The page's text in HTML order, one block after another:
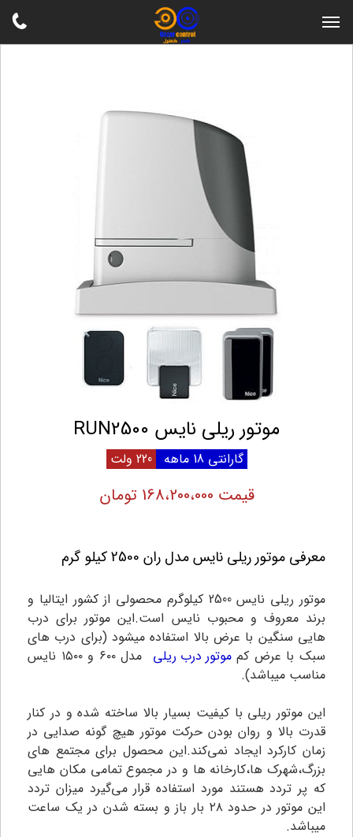
موتور ریلی نایس RUN2500
گارانتی 18 ماهه 220 ولت
قیمت 168،200،000 تومان
معرفی موتور ریلی نایس مدل ران 2500 کیلو گرم
موتور ریلی نایس 2500 کیلوگرم محصولی از کشور ایتالیا و
برند معروف و محبوب نایس است.این موتور برای درب
هایی سنگین با عرض بالا استفاده میشود (برای درب های
سبک با عرض کمموتور درب ریلی
مدل ۶۰۰ و ۱۵۰۰ نایس
مناسب میباشد).
این موتور ریلی با کیفیت بسیار بالا ساخته شده و در کنار
قدرت بالا و روان بودن حرکت موتور هیچ گونه صدایی در
زمان کارکرد ایجاد نمی‌کند.این محصول برای مجتمع های
بزرگ،شهرک ها،کارخانه ها و در مجموع تمامی مکان هایی
که پر تردد هستند مورد استفاده قرار می‌گیرد میزان تردد
این موتور در حدود ۲۸ بار باز و بسته شدن در یک ساعت
میباشد.